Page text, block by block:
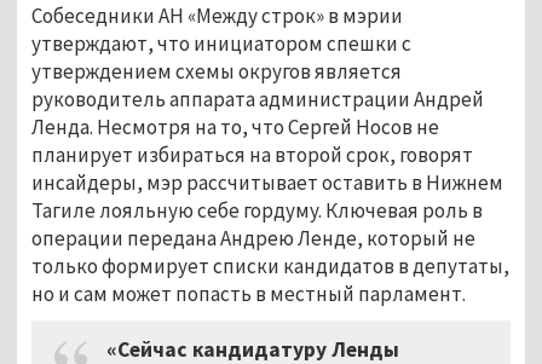
Собеседники АН «Между строк» в мэрии
утверждают, что инициатором спешки с
утверждением схемы округов является
руководитель аппарата администрации Андрей
Ленда. Несмотря на то, что Сергей Носов не
планирует избираться на второй срок, говорят
инсайдеры, мэр рассчитывает оставить в Нижнем
Тагиле лояльную себе гордуму. Ключевая роль в
операции передана Андрею Ленде, который не
только формирует списки кандидатов в депутаты,
но и сам может попасть в местный парламент.
«Сейчас кандидатуру Ленды